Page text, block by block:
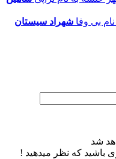
شهراد سیستان
شد
باشید که نظر میدهید !